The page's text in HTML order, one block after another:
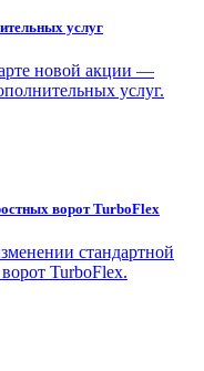
услуг
новой акции —
услуг.
ворот TurboFlex
стандартной
TurboFlex.